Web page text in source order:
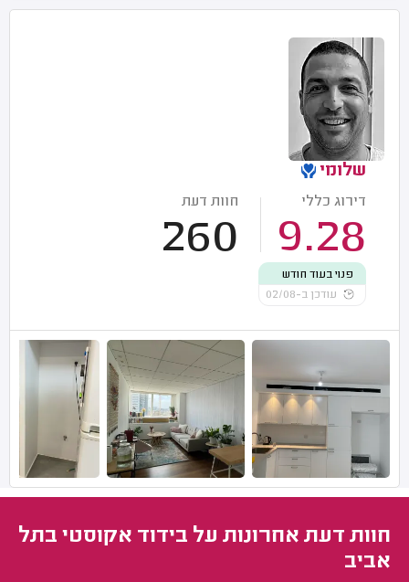
שלומי
דירוג כללי
9.28
חוות דעת
260
פנוי בעוד חודש
עודכן ב-02/08
חוות דעת אחרונות על בידוד אקוסטי בתל
אביב